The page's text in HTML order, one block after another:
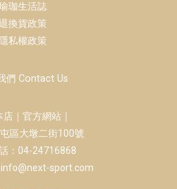
珈生活誌
換貨政策
隱私權政策
們 Contact Us
店｜官方網站｜
區大墩二街100號
：04-24716868
sport.com